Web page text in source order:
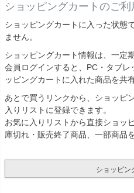
ショッピングカートのご利
ショッピングカートに入った状態
ません。
ショッピングカート情報は、一定
会員ログインすると、PC・タブ
ッピングカートに入れた商品を共
あとで買うリンクから、ショッピ
入りリストに登録できます。
お気に入りリストから直接ショッ
庫切れ・販売終了商品、一部商品
ショッピン